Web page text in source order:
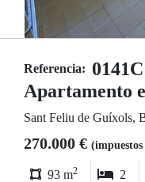
Referencia: 0141C
Apartamento
Sant Feliu de Guíxols,
270.000 €
93 m2 2